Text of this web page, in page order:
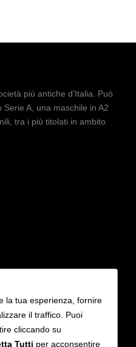
più antiche d’Italia. Può
A, una maschile in A2
tra i più titolati in ambito
la tua esperienza, fornire
il traffico. Puoi
cliccando su
Tutti per acconsentire